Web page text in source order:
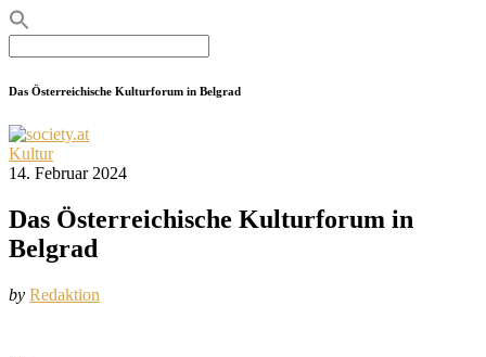
for:
Das Österreichische Kulturforum in Belgrad
Kultur
14. Februar 2024
Das Österreichische Kulturforum in
Belgrad
by Redaktion